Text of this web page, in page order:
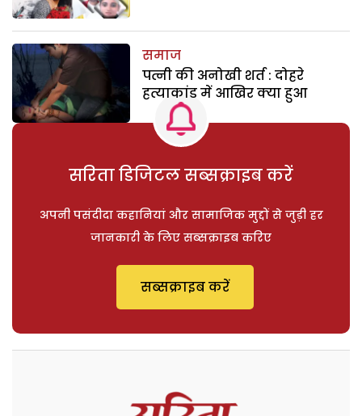
समाज
पत्नी की अनोखी शर्त : दोहरे
हत्याकांड में आखिर क्या हुआ
सरिता डिजिटल सब्सक्राइब करें
अपनी पसंदीदा कहानियां और सामाजिक मुद्दों से जुड़ी हर
जानकारी के लिए सब्सक्राइब करिए
सब्सक्राइब करें